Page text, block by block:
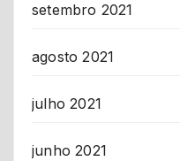
setembro 2021
agosto 2021
julho 2021
junho 2021